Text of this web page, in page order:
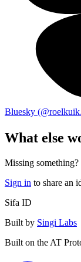
Bluesky
What else
Missing
Sign in to share an
Sifa ID
Built by Singi Labs
Built on the AT